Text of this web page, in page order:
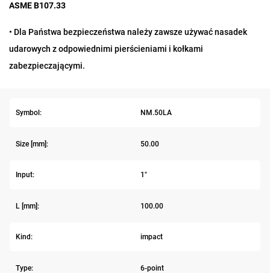
ASME B107.33
• Dla Państwa bezpieczeństwa należy zawsze używać nasadek
udarowych z odpowiednimi pierścieniami i kołkami
zabezpieczającymi.
Symbol: NM.50LA
Size [mm]: 50.00
Input: 1"
L [mm]: 100.00
Kind: impact
Type: 6-point